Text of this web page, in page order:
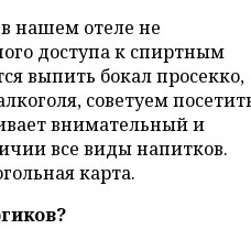
нашем отеле не
доступа к спиртным
выпить бокал просекко,
советуем
внимательный и
все виды напитков.
карта.